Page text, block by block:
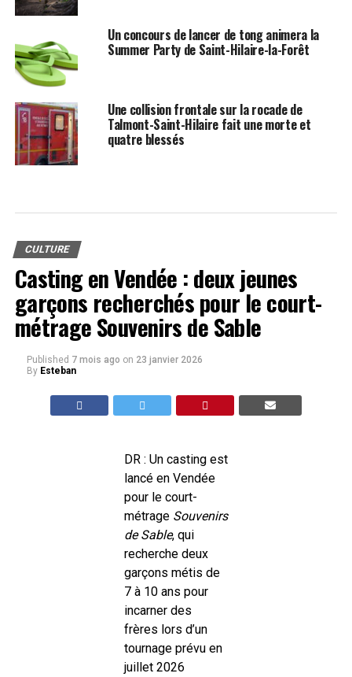
Un concours de lancer de tong animera la
Summer Party de Saint-Hilaire-la-Forêt
Une collision frontale sur la rocade de
Talmont-Saint-Hilaire fait une morte et
quatre blessés
CULTURE
Casting en Vendée : deux jeunes
garçons recherchés pour le court-
métrage Souvenirs de Sable
Published 7 mois ago on 23 janvier 2026
By Esteban
DR : Un casting est
lancé en Vendée
pour le court-
métrage Souvenirs
de Sable, qui
recherche deux
garçons métis de
7 à 10 ans pour
incarner des
frères lors d’un
tournage prévu en
juillet 2026